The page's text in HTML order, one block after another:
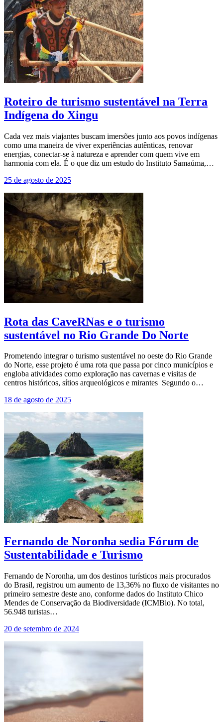
Roteiro de turismo sustentável na Terra
Indígena do Xingu
Cada vez mais viajantes buscam imersões junto aos povos indígenas
como uma maneira de viver experiências autênticas, renovar
energias, conectar-se à natureza e aprender com quem vive em
harmonia com ela. É o que diz um estudo do Instituto Samaúma,…
25 de agosto de 2025
Rota das CaveRNas e o turismo
sustentável no Rio Grande Do Norte
Prometendo integrar o turismo sustentável no oeste do Rio Grande
do Norte, esse projeto é uma rota que passa por cinco municípios e
engloba atividades como exploração nas cavernas e visitas de
centros históricos, sítios arqueológicos e mirantes Segundo o…
18 de agosto de 2025
Fernando de Noronha sedia Fórum de
Sustentabilidade e Turismo
Fernando de Noronha, um dos destinos turísticos mais procurados
do Brasil, registrou um aumento de 13,36% no fluxo de visitantes no
primeiro semestre deste ano, conforme dados do Instituto Chico
Mendes de Conservação da Biodiversidade (ICMBio). No total,
56.948 turistas…
20 de setembro de 2024